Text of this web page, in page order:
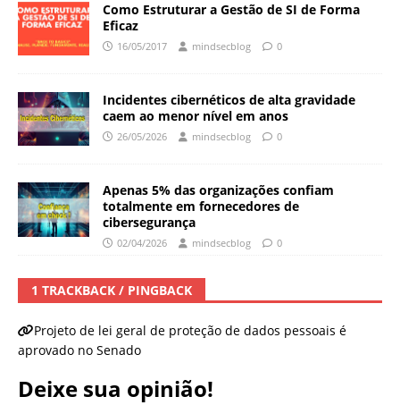
Como Estruturar a Gestão de SI de Forma
Eficaz
16/05/2017 mindsecblog 0
Incidentes cibernéticos de alta gravidade
caem ao menor nível em anos
26/05/2026 mindsecblog 0
Apenas 5% das organizações confiam
totalmente em fornecedores de
cibersegurança
02/04/2026 mindsecblog 0
1 TRACKBACK / PINGBACK
Projeto de lei geral de proteção de dados pessoais é
aprovado no Senado
Deixe sua opinião!